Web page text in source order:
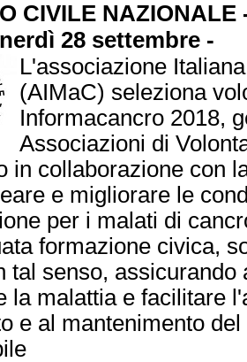
CIVILE
28 settembre -
L'associazione
(AIMaC) seleziona
Informacancro 2018,
Associazioni di
in collaborazione con
e migliorare le
per i malati di
formazione civica,
tal senso,
la malattia e facilitare
e al mantenimento